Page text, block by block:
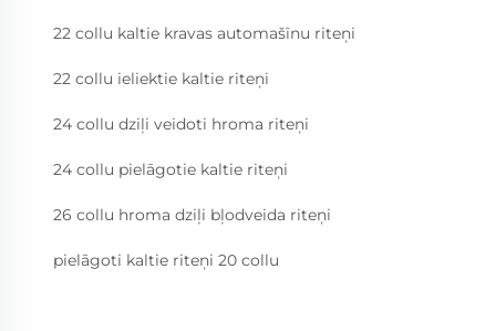
22 collu kaltie kravas automašīnu riteņi
22 collu ieliektie kaltie riteņi
24 collu dziļi veidoti hroma riteņi
24 collu pielāgotie kaltie riteņi
26 collu hroma dziļi bļodveida riteņi
pielāgoti kaltie riteņi 20 collu